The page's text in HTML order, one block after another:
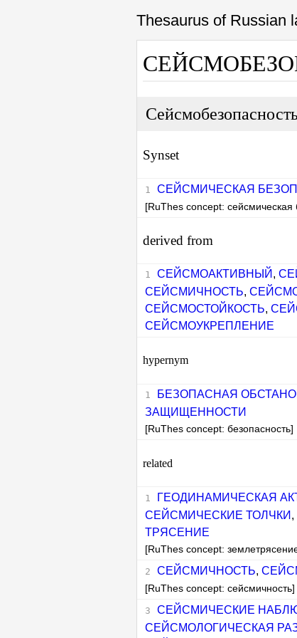
Thesaurus of Russian
Synset
СЕЙСМИЧЕСКАЯ
[RuThes concept: сейсмическая
derived from
СЕЙСМОАКТИВНЫЙ ,
СЕЙСМИЧНОСТЬ,
СЕЙСМОСТОЙКОСТЬ,
СЕЙСМОУКРЕПЛЕНИЕ
hypernym
БЕЗОПАСНАЯ
ЗАЩИЩЕННОСТИ
[RuThes concept: безопасность]
related
ГЕОДИНАМИЧЕСКАЯ
СЕЙСМИЧЕСКИЕ ТОЛЧКИ ,
ТРЯСЕНИЕ
[RuThes concept:
СЕЙСМИЧНОСТЬ,
[RuThes concept: сейсмичность]
СЕЙСМИЧЕСКИЕ
СЕЙСМОЛОГИЧЕСКАЯ